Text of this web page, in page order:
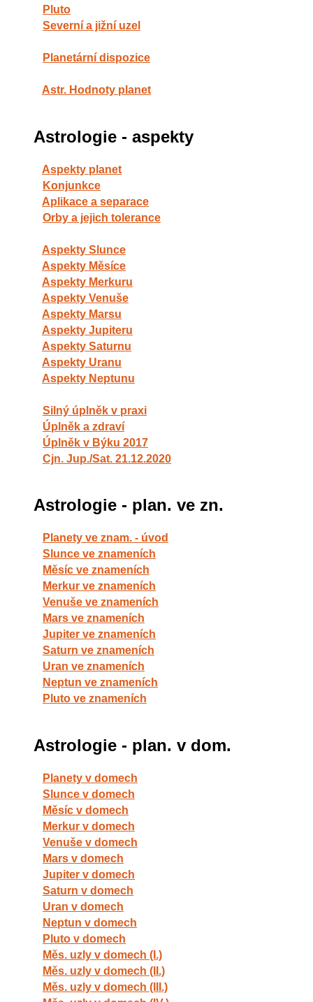
Pluto
Severní a jižní uzel
Planetární dispozice
Astr. Hodnoty planet
Astrologie - aspekty
Aspekty planet
Konjunkce
Aplikace a separace
Orby a jejich tolerance
Aspekty Slunce
Aspekty Měsíce
Aspekty Merkuru
Aspekty Venuše
Aspekty Marsu
Aspekty Jupiteru
Aspekty Saturnu
Aspekty Uranu
Aspekty Neptunu
Silný úplněk v praxi
Úplněk a zdraví
Úplněk v Býku 2017
Cjn. Jup./Sat. 21.12.2020
Astrologie - plan. ve zn.
Planety ve znam. - úvod
Slunce ve znameních
Měsíc ve znameních
Merkur ve znameních
Venuše ve znameních
Mars ve znameních
Jupiter ve znameních
Saturn ve znameních
Uran ve znameních
Neptun ve znameních
Pluto ve znameních
Astrologie - plan. v dom.
Planety v domech
Slunce v domech
Měsíc v domech
Merkur v domech
Venuše v domech
Mars v domech
Jupiter v domech
Saturn v domech
Uran v domech
Neptun v domech
Pluto v domech
Měs. uzly v domech (I.)
Měs. uzly v domech (II.)
Měs. uzly v domech (III.)